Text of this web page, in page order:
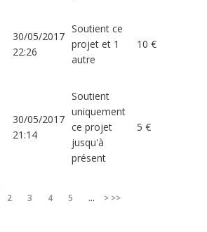
30/05/2017
22:26
Soutient ce
projet et 1
autre
10 €
30/05/2017
21:14
Soutient
uniquement
ce projet
jusqu'à
présent
5 €
2 3 4 5 ... > >>